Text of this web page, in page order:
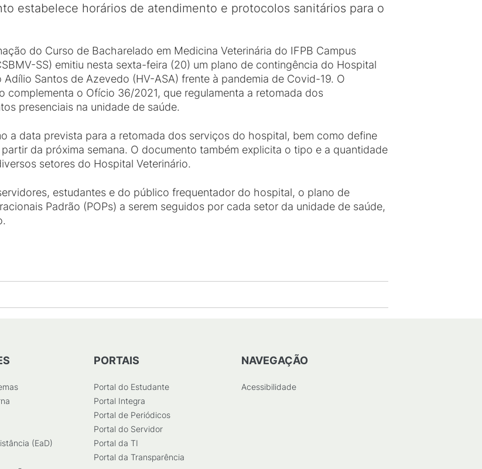
estabelece horários de atendimento e protocolos sanitários para o
do Curso de Bacharelado em Medicina Veterinária do IFPB Campus
SS) emitiu nesta sexta-feira (20) um plano de contingência do Hospital
Adílio Santos de Azevedo (HV-ASA) frente à pandemia de Covid-19. O
complementa o Ofício 36/2021, que regulamenta a retomada dos
presenciais na unidade de saúde.
a data prevista para a retomada dos serviços do hospital, bem como define
da próxima semana. O documento também explicita o tipo e a quantidade
setores do Hospital Veterinário.
estudantes e do público frequentador do hospital, o plano de
Padrão (POPs) a serem seguidos por cada setor da unidade de saúde,
(EaD)
PORTAIS
Portal do Estudante
Portal Integra
Portal de Periódicos
Portal do Servidor
Portal da TI
Portal da Transparência
NAVEGAÇÃO
Acessibilidade